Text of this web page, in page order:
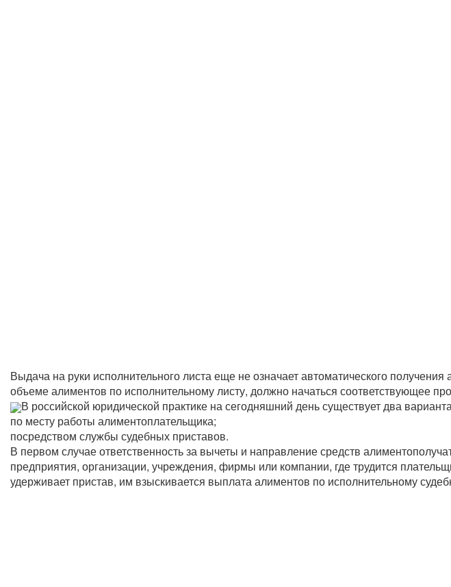
Выдача на руки исполнительного листа еще не означает автоматического
объеме алиментов по исполнительному листу, должно начаться соответствующее
В российской юридической практике на сегодняшний день существует два
по месту работы алиментоплательщика;
посредством службы судебных приставов.
В первом случае ответственность за вычеты и направление средств
предприятия, организации, учреждения, фирмы или компании, где трудится
удерживает пристав, им взыскивается выплата алиментов по исполнительному